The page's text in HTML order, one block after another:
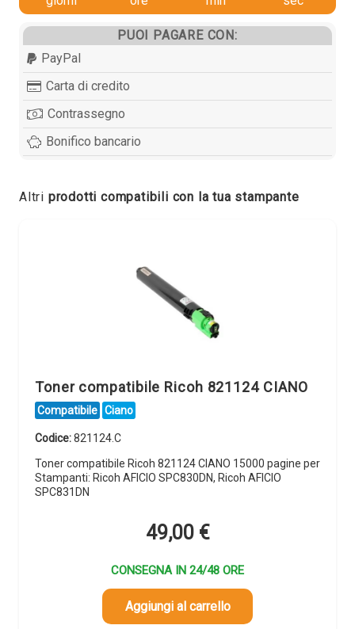
PUOI PAGARE CON:
PayPal
Carta di credito
Contrassegno
Bonifico bancario
Altri prodotti compatibili con la tua stampante
Toner compatibile Ricoh 821124 CIANO
Compatibile Ciano
Codice:821124.C
Toner compatibile Ricoh 821124 CIANO 15000 pagine per
Stampanti: Ricoh AFICIO SPC830DN, Ricoh AFICIO
SPC831DN
49,00 €
CONSEGNA IN 24/48 ORE
Aggiungi al carrello